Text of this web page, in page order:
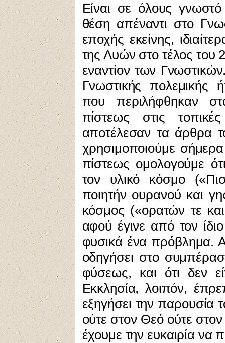
Είναι σε όλους γνωστό
θέση απέναντι στο
εποχής εκείνης,
της Λυών στο τέλος του
εναντίον των
Γνωστικής πολεμικής
που περιλήφθηκαν
πίστεως στις
αποτέλεσαν τα άρθρα
χρησιμοποιούμε
πίστεως ομολογούμε
τον υλικό κόσμο
ποιητήν ουρανού και
κόσμος («ορατών τε
αφού έγινε από τον
φυσικά ένα πρόβλημα.
οδηγήσει στο
φύσεως, και ότι δεν
Εκκλησία, λοιπόν,
εξηγήσει την παρουσία
ούτε στον Θεό ούτε
έχουμε την ευκαιρία να